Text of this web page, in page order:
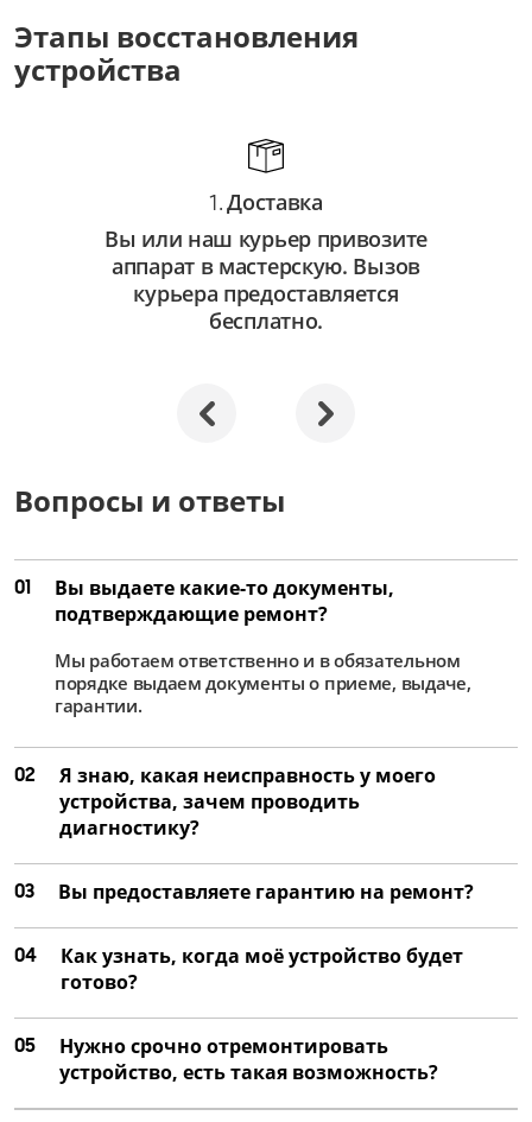
от 3 500 ₽
Восстановление системы
Этапы восстановления
устройства
1.Доставка
Вы или наш курьер привозите
аппарат в мастерскую. Вызов
курьера предоставляется
бесплатно.
Вопросы и ответы
01
Вы выдаете какие-то документы,
подтверждающие ремонт?
Мы работаем ответственно и в обязательном
порядке выдаем документы о приеме, выдаче,
гарантии.
02
Я знаю, какая неисправность у моего
устройства, зачем проводить
диагностику?
03 Вы предоставляете гарантию на ремонт?
04
Как узнать, когда моё устройство будет
готово?
05
Нужно срочно отремонтировать
устройство, есть такая возможность?